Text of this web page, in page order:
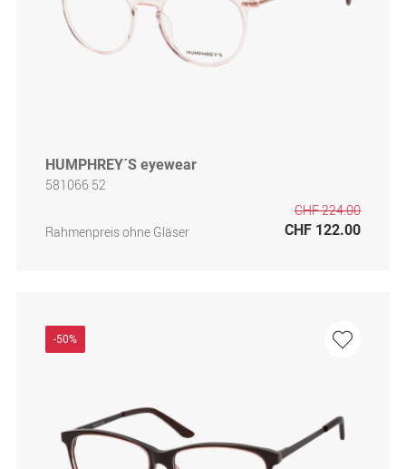
HUMPHREY´S eyewear
581066 52
Rahmenpreis ohne Gläser
CHF 224.00
CHF 122.00
-50%